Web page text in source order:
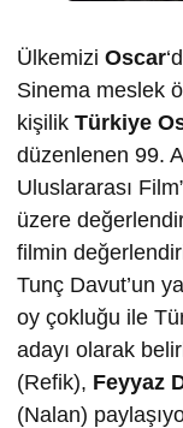
Ülkemizi Oscar
Sinema meslek
kişilik Türkiye
düzenlenen 99.
Uluslararası
üzere
filmin
Tunç Davut’un
oy çokluğu ile
adayı olarak
(Refik), Feyyaz
(Nalan)